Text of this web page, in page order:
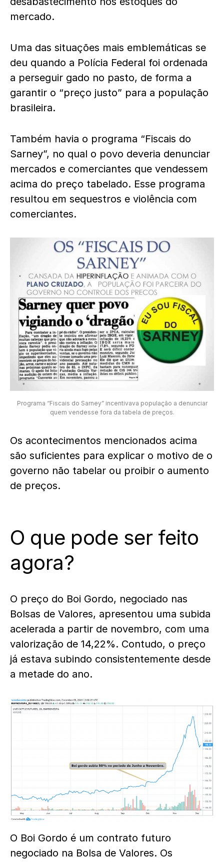
mercado.
Uma das situações mais emblemáticas se
deu quando a Polícia Federal foi ordenada
a perseguir gado no pasto, de forma a
garantir o “preço justo” para a população
brasileira.
Também havia o programa “Fiscais do
Sarney”, no qual o povo deveria denunciar
mercados e comerciantes que vendessem
acima do preço tabelado. Esse programa
resultou em sequestros e violência com
comerciantes.
Programa “Fiscais do Sarney” incentivava população a denunciar
quem vendesse fora da tabela de preços.
Os acontecimentos mencionados acima
são suficientes para explicar o motivo de o
governo não tabelar ou proibir o aumento
de preços.
O que pode ser feito
agora?
O preço do Boi Gordo, negociado nas
Bolsas de Valores, apresentou uma subida
acelerada a partir de novembro, com uma
valorização de 14,22%. Contudo, o preço
já estava subindo consistentemente desde
a metade do ano.
O Boi Gordo é um contrato futuro
negociado na Bolsa de Valores. Os